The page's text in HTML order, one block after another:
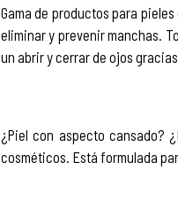
Gama de productos para
eliminar y prevenir manchas.
un abrir y cerrar de ojos
¿Piel con aspecto cansado?
cosméticos. Está formulada